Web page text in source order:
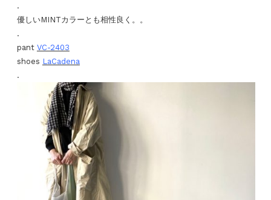
.
優しいMINTカラーとも相性良く。。
.
pant VC-2403
shoes LaCadena
.